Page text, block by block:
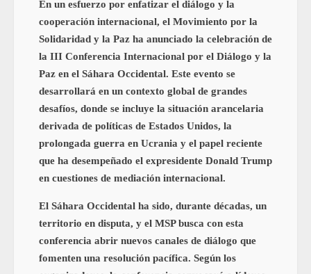
En un esfuerzo por enfatizar el diálogo y la
cooperación internacional, el Movimiento por la
Solidaridad y la Paz ha anunciado la celebración de
la III Conferencia Internacional por el Diálogo y la
Paz en el Sáhara Occidental. Este evento se
desarrollará en un contexto global de grandes
desafíos, donde se incluye la situación arancelaria
derivada de políticas de Estados Unidos, la
prolongada guerra en Ucrania y el papel reciente
que ha desempeñado el expresidente Donald Trump
en cuestiones de mediación internacional.
El Sáhara Occidental ha sido, durante décadas, un
territorio en disputa, y el MSP busca con esta
conferencia abrir nuevos canales de diálogo que
fomenten una resolución pacífica. Según los